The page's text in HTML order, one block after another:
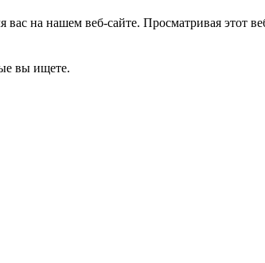
на нашем веб-сайте. Просматривая этот
вы ищете.